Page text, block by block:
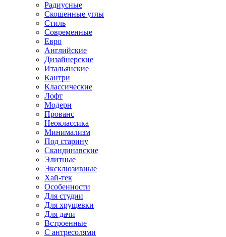
Радиусные
Скошенные углы
Стиль
Современные
Евро
Английские
Дизайнерские
Итальянские
Кантри
Классические
Лофт
Модерн
Прованс
Неоклассика
Минимализм
Под старину
Скандинавские
Элитные
Эксклюзивные
Хай-тек
Особенности
Для студии
Для хрущевки
Для дачи
Встроенные
С антресолями